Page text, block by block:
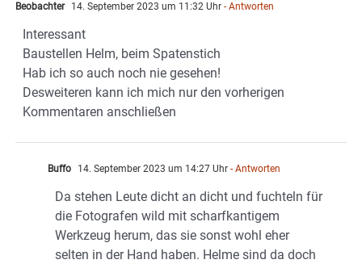
Beobachter 14. September 2023 um 11:32 Uhr - Antworten
Interessant
Baustellen Helm, beim Spatenstich
Hab ich so auch noch nie gesehen!
Desweiteren kann ich mich nur den vorherigen
Kommentaren anschließen
Buffo 14. September 2023 um 14:27 Uhr - Antworten
Da stehen Leute dicht an dicht und fuchteln für
die Fotografen wild mit scharfkantigem
Werkzeug herum, das sie sonst wohl eher
selten in der Hand haben. Helme sind da doch